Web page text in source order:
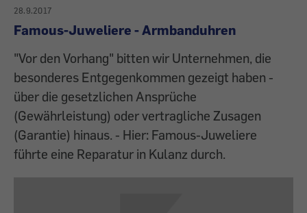
28.9.2017
Famous-Juweliere - Armbanduhren
"Vor den Vorhang" bitten wir Unternehmen, die
besonderes Entgegenkommen gezeigt haben -
über die gesetzlichen Ansprüche
(Gewährleistung) oder vertragliche Zusagen
(Garantie) hinaus. - Hier: Famous-Juweliere
führte eine Reparatur in Kulanz durch.